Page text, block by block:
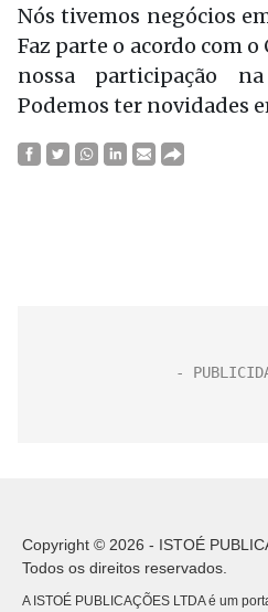
Nós tivemos negócios
Faz parte o acordo com
nossa participação
Podemos ter novidades
Copyright © 2026 - ISTOÉ
Todos os direitos reservados.
A ISTOÉ PUBLICAÇÕES LTDA é um